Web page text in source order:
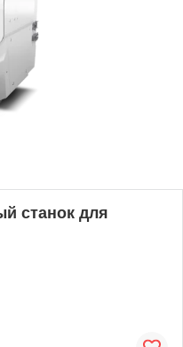
станок для